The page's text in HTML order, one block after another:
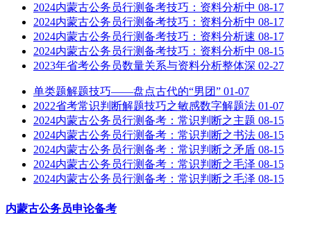
2024内蒙古公务员行测备考技巧：资料分析中 08-17
2024内蒙古公务员行测备考技巧：资料分析中 08-17
2024内蒙古公务员行测备考技巧：资料分析速 08-17
2024内蒙古公务员行测备考技巧：资料分析中 08-15
2023年省考公务员数量关系与资料分析整体深 02-27
单类题解题技巧——盘点古代的“男团” 01-07
2022省考常识判断解题技巧之敏感数字解题法 01-07
2024内蒙古公务员行测备考：常识判断之主题 08-15
2024内蒙古公务员行测备考：常识判断之书法 08-15
2024内蒙古公务员行测备考：常识判断之矛盾 08-15
2024内蒙古公务员行测备考：常识判断之毛泽 08-15
2024内蒙古公务员行测备考：常识判断之毛泽 08-15
内蒙古公务员申论备考